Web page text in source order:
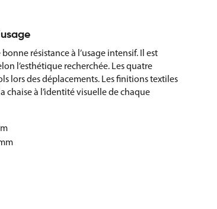
résistance à l’usage intensif. Il est
l’esthétique recherchée. Les quatre
lors des déplacements. Les finitions textiles
chaise à l’identité visuelle de chaque